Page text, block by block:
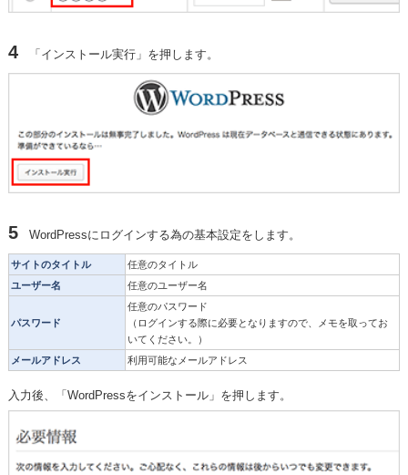
4 「インストール実行」を押します。
5 WordPressにログインする為の基本設定をします。
サイトのタイトル
任意のタイトル
ユーザー名
任意のユーザー名
パスワード
任意のパスワード
（ログインする際に必要となりますので、メモを取ってお
いてください。）
メールアドレス
利用可能なメールアドレス
入力後、「WordPressをインストール」を押します。